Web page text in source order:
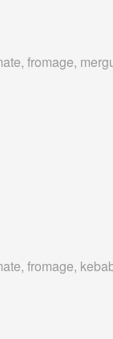
fromage,
fromage,